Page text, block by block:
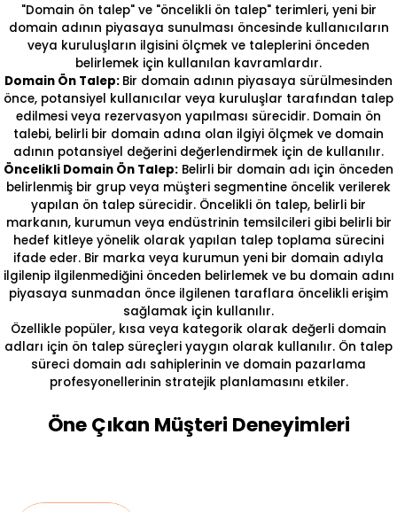
"Domain ön talep" ve "öncelikli ön talep" terimleri, yeni bir
domain adının piyasaya sunulması öncesinde kullanıcıların
veya kuruluşların ilgisini ölçmek ve taleplerini önceden
belirlemek için kullanılan kavramlardır.
Domain Ön Talep: Bir domain adının piyasaya sürülmesinden
önce, potansiyel kullanıcılar veya kuruluşlar tarafından talep
edilmesi veya rezervasyon yapılması sürecidir. Domain ön
talebi, belirli bir domain adına olan ilgiyi ölçmek ve domain
adının potansiyel değerini değerlendirmek için de kullanılır.
Öncelikli Domain Ön Talep: Belirli bir domain adı için önceden
belirlenmiş bir grup veya müşteri segmentine öncelik verilerek
yapılan ön talep sürecidir. Öncelikli ön talep, belirli bir
markanın, kurumun veya endüstrinin temsilcileri gibi belirli bir
hedef kitleye yönelik olarak yapılan talep toplama sürecini
ifade eder. Bir marka veya kurumun yeni bir domain adıyla
ilgilenip ilgilenmediğini önceden belirlemek ve bu domain adını
piyasaya sunmadan önce ilgilenen taraflara öncelikli erişim
sağlamak için kullanılır.
Özellikle popüler, kısa veya kategorik olarak değerli domain
adları için ön talep süreçleri yaygın olarak kullanılır. Ön talep
süreci domain adı sahiplerinin ve domain pazarlama
profesyonellerinin stratejik planlamasını etkiler.
Öne Çıkan Müşteri Deneyimleri